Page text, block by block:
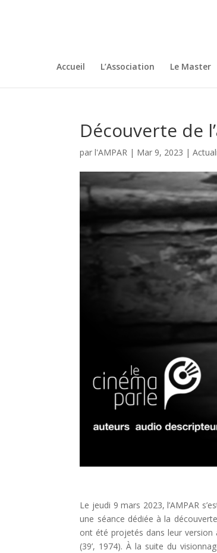
Accueil L’Association Le Master
Découverte de
parl'AMPAR | Mar 9, 2023 |
Le jeudi 9 mars 2023, l’AMPAR
une séance dédiée à la
ont été projetés dans leur version
(39’, 1974). À la suite du